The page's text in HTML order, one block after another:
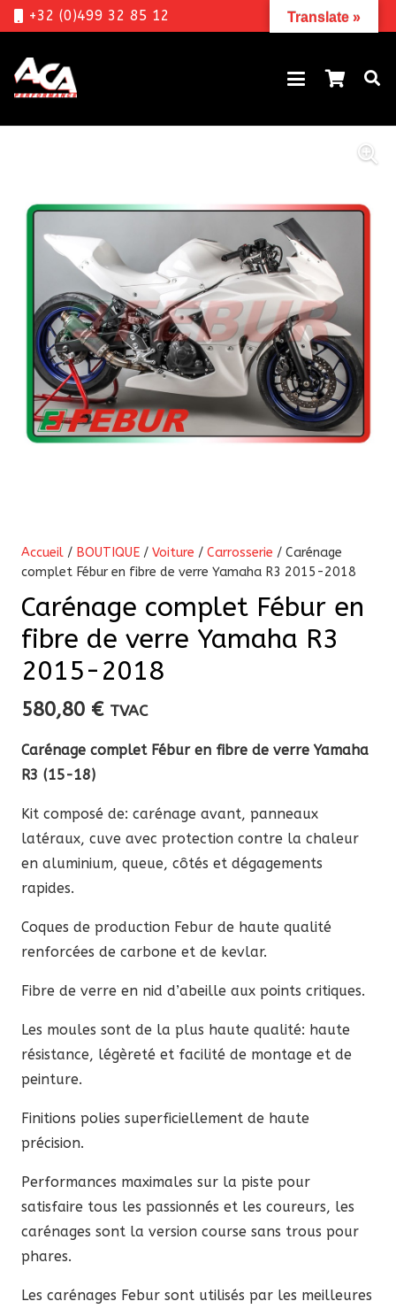
+32 (0)499 32 85 12
Accueil / BOUTIQUE / Voiture / Carrosserie / Carénage
complet Fébur en fibre de verre Yamaha R3 2015-2018
Carénage complet Fébur en
fibre de verre Yamaha R3
2015-2018
580,80 € TVAC
Carénage complet Fébur en fibre de verre Yamaha
R3 (15-18)
Kit composé de: carénage avant, panneaux
latéraux, cuve avec protection contre la chaleur
en aluminium, queue, côtés et dégagements
rapides.
Coques de production Febur de haute qualité
renforcées de carbone et de kevlar.
Fibre de verre en nid d’abeille aux points critiques.
Les moules sont de la plus haute qualité: haute
résistance, légèreté et facilité de montage et de
peinture.
Finitions polies superficiellement de haute
précision.
Performances maximales sur la piste pour
satisfaire tous les passionnés et les coureurs, les
carénages sont la version course sans trous pour
phares.
Les carénages Febur sont utilisés par les meilleures
Translate »